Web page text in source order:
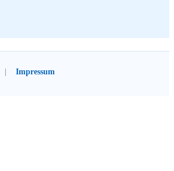
Impressum